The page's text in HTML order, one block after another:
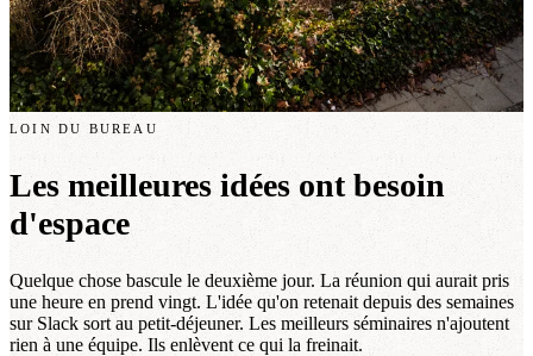
LOIN DU BUREAU
Les meilleures idées ont besoin
d'espace
Quelque chose bascule le deuxième jour. La réunion qui aurait pris
une heure en prend vingt. L'idée qu'on retenait depuis des semaines
sur Slack sort au petit-déjeuner. Les meilleurs séminaires n'ajoutent
rien à une équipe. Ils enlèvent ce qui la freinait.